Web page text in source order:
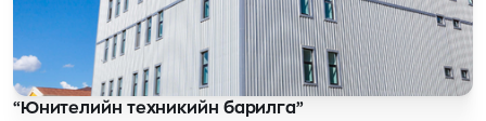
“Юнителийн техникийн барилга”